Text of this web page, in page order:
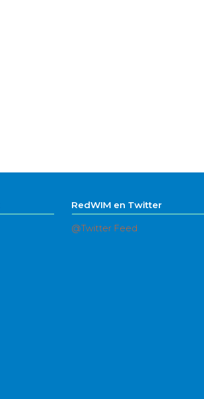
RedWIM en Twitter
@Twitter Feed